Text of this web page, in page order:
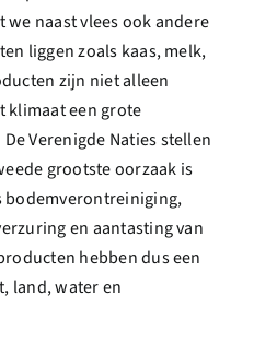
we naast vlees ook andere
liggen zoals kaas, melk,
zijn niet alleen
klimaat een grote
Verenigde Naties stellen
grootste oorzaak is
bodemverontreiniging,
en aantasting van
hebben dus een
land, water en